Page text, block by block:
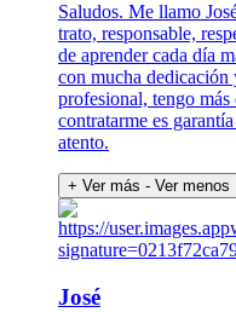
Saludos. Me llamo
trato, responsable,
de aprender cada día
con mucha
profesional, tengo
contratarme es
atento.
+ Ver más - Ver menos
José